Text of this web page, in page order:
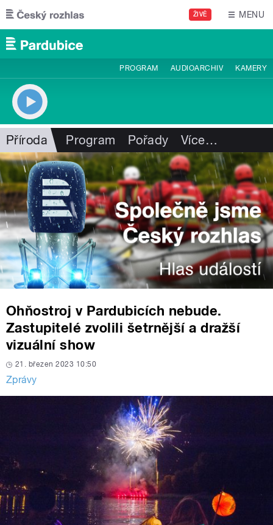
Přejít k hlavnímu obsahu
ŽIVĚ MENU
PROGRAM AUDIOARCHIV KAMERY
Příroda Program Pořady Více…
Ohňostroj v Pardubicích nebude.
Zastupitelé zvolili šetrnější a dražší
vizuální show
21. březen 2023 10:50
Zprávy